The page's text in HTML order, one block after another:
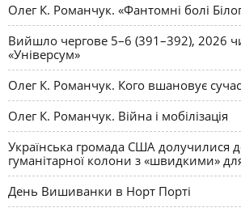
Олег К. Романчук. «Фантомні болі
Вийшло чергове 5–6 (391–392), 2026
«Універсум»
Олег К. Романчук. Кого вшановує
Олег К. Романчук. Війна і мобілізація
Українська громада США долучилися
гуманітарної колони з «швидкими»
День Вишиванки в Норт Порті